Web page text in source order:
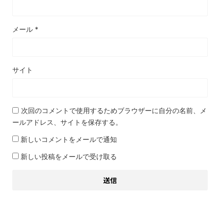
メール *
サイト
次回のコメントで使用するためブラウザーに自分の名前、メ
ールアドレス、サイトを保存する。
新しいコメントをメールで通知
新しい投稿をメールで受け取る